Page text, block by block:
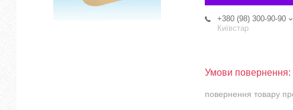
+380 (98) 300-90-90
Київстар
повернення товару